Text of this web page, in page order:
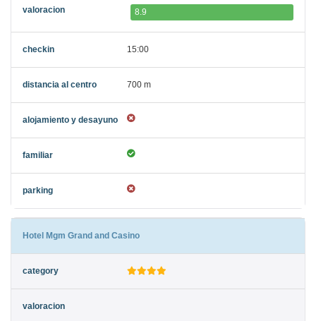
8.9
15:00
700 m
Hotel Mgm Grand and Casino